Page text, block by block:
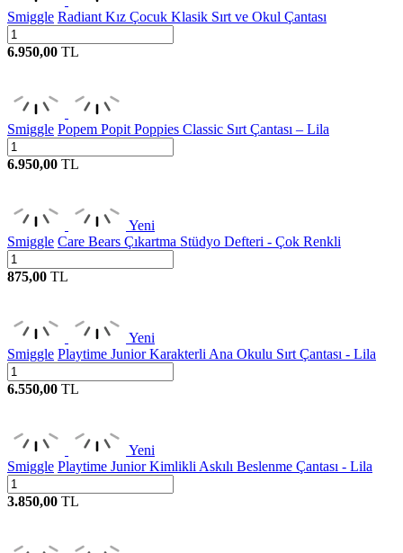
Smiggle Radiant Kız Çocuk Klasik Sırt ve Okul Çantası
6.950,00 TL
Smiggle Popem Popit Poppies Classic Sırt Çantası – Lila
6.950,00 TL
Yeni
Smiggle Care Bears Çıkartma Stüdyo Defteri - Çok Renkli
875,00 TL
Yeni
Smiggle Playtime Junior Karakterli Ana Okulu Sırt Çantası - Lila
6.550,00 TL
Yeni
Smiggle Playtime Junior Kimlikli Askılı Beslenme Çantası - Lila
3.850,00 TL